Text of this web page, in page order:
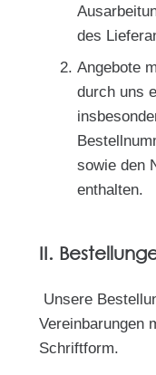
des
Angebote
durch uns
sowie den
enthalten.
II.
Unsere
Vereinbarungen
Schriftform.